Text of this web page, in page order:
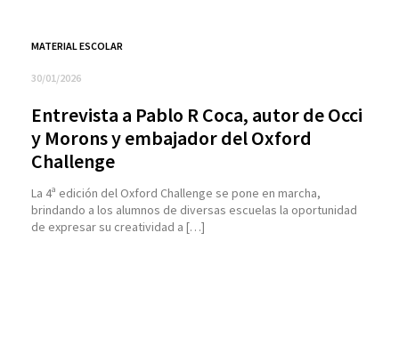
MATERIAL ESCOLAR
30/01/2026
Entrevista a Pablo R Coca, autor de Occi
y Morons y embajador del Oxford
Challenge
La 4ª edición del Oxford Challenge se pone en marcha,
brindando a los alumnos de diversas escuelas la oportunidad
de expresar su creatividad a […]